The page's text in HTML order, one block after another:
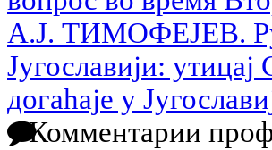
A.J. ТИМОФЕJЕВ.
Jугославиjи: утицаj
догаhаjе у
Комментарии